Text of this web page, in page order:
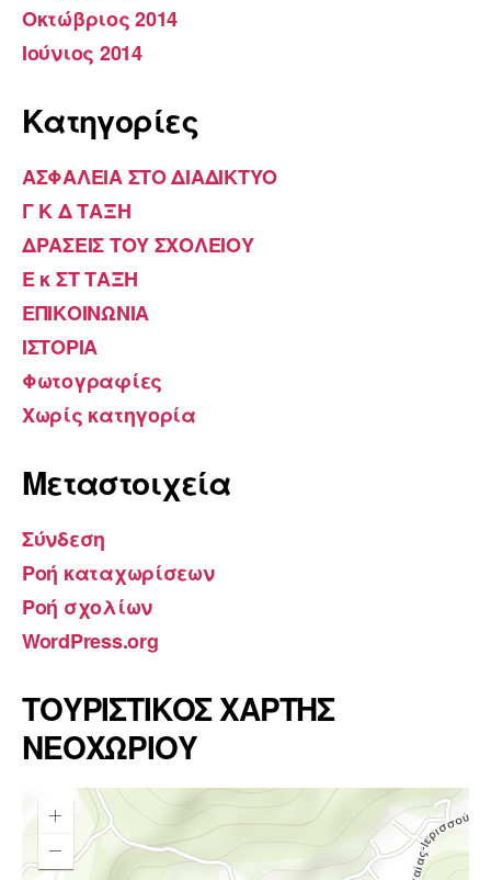
Οκτώβριος 2014
Ιούνιος 2014
Kατηγορίες
ΑΣΦΑΛΕΙΑ ΣΤΟ ΔΙΑΔΙΚΤΥΟ
Γ Κ Δ ΤΑΞΗ
ΔΡΑΣΕΙΣ ΤΟΥ ΣΧΟΛΕΙΟΥ
Ε κ ΣΤ ΤΑΞΗ
ΕΠΙΚΟΙΝΩΝΙΑ
ΙΣΤΟΡΙΑ
Φωτογραφίες
Χωρίς κατηγορία
Μεταστοιχεία
Σύνδεση
Ροή καταχωρίσεων
Ροή σχολίων
WordPress.org
ΤΟΥΡΙΣΤΙΚΟΣ ΧΑΡΤΗΣ
ΝΕΟΧΩΡΙΟΥ